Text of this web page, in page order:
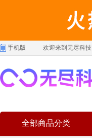
手机版 欢迎来到无尽科技
全部商品分类